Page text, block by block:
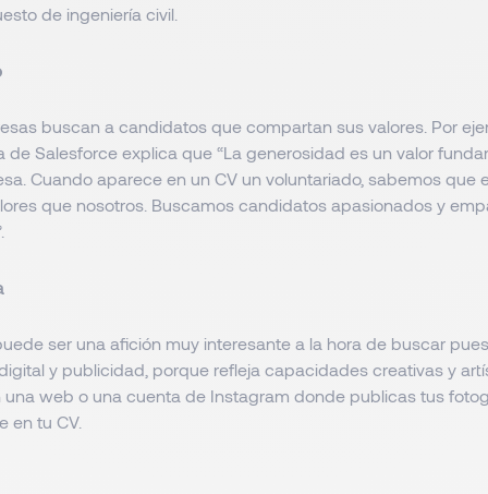
de ingeniería civil.
buscan a candidatos que compartan sus valores. Por
de Salesforce explica que “La generosidad es un valor
Cuando aparece en un CV un voluntariado, sabemos que
que nosotros. Buscamos candidatos apasionados y
ser una afición muy interesante a la hora de buscar
y publicidad, porque refleja capacidades creativas y
una web o una cuenta de Instagram donde publicas tus
en tu CV.